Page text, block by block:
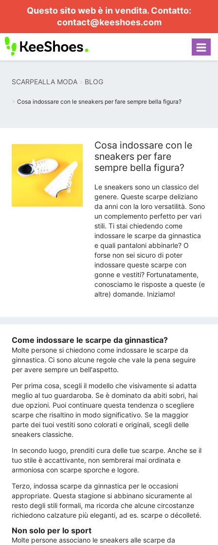
Questo sito web è in vendita. Contatto:
contact@keeshoes.com
SCARPEALLA MODA BLOG
Cosa indossare con le sneakers per fare sempre bella figura?
Cosa indossare con le
sneakers per fare
sempre bella figura?
Le sneakers sono un classico del
genere. Queste scarpe deliziano
da anni con la loro versatilità. Sono
un complemento perfetto per vari
stili. Ti stai chiedendo come
indossare le scarpe da ginnastica
e quali pantaloni abbinarle? O
forse non sei sicuro di poter
indossare queste scarpe con
gonne e vestiti? Fortunatamente,
conosciamo le risposte a queste (e
altre) domande. Iniziamo!
Come indossare le scarpe da ginnastica?
Molte persone si chiedono come indossare le scarpe da
ginnastica. Ci sono alcune regole che vale la pena seguire
per avere sempre un bell'aspetto.
Per prima cosa, scegli il modello che visivamente si adatta
meglio al tuo guardaroba. Se è dominato da abiti sobri, hai
due opzioni. Puoi continuare questa tendenza o scegliere
scarpe che risaltino in modo significativo. Se la maggior
parte dei tuoi vestiti sono colorati e originali, scegli delle
sneakers classiche.
In secondo luogo, prenditi cura delle tue scarpe. Anche se il
tuo stile è accattivante, non sembrerai mai ordinata e
armoniosa con scarpe sporche e logore.
Terzo, indossa scarpe da ginnastica per le occasioni
appropriate. Questa stagione si abbinano sicuramente al
resto degli stili formali, ma ricorda che alcune circostanze
richiedono calzature più eleganti, ad es. scarpe o décolleté.
Non solo per lo sport
Molte persone associano le sneakers alle scarpe da